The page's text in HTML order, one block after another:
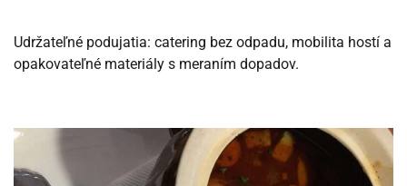
Udržateľné podujatia: catering bez odpadu, mobilita hostí a
opakovateľné materiály s meraním dopadov.